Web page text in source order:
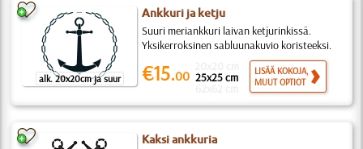
alk. 20x20cm ja suur
Ankkuri ja ketju
Suuri meriankkuri laivan ketjurinkissä.
Yksikerroksinen sabluunakuvio koristeeksi.
€15.00 25x25 cm
LISÄÄ KOKOJA,
MUUT OPTIOT
Kaksi ankkuria